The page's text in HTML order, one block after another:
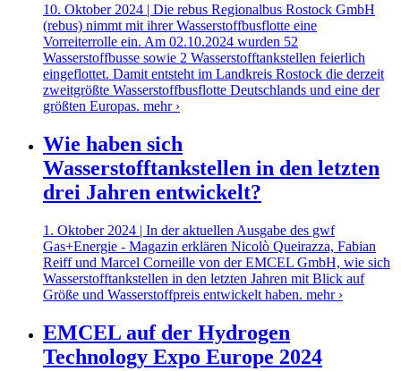
10. Oktober 2024 | Die rebus Regionalbus Rostock GmbH
(rebus) nimmt mit ihrer Wasserstoffbusflotte eine
Vorreiterrolle ein. Am 02.10.2024 wurden 52
Wasserstoffbusse sowie 2 Wasserstofftankstellen feierlich
eingeflottet. Damit entsteht im Landkreis Rostock die derzeit
zweitgrößte Wasserstoffbusflotte Deutschlands und eine der
größten Europas. mehr ›
Wie haben sich
Wasserstofftankstellen in den letzten
drei Jahren entwickelt?
1. Oktober 2024 | In der aktuellen Ausgabe des gwf
Gas+Energie - Magazin erklären Nicolò Queirazza, Fabian
Reiff und Marcel Corneille von der EMCEL GmbH, wie sich
Wasserstofftankstellen in den letzten Jahren mit Blick auf
Größe und Wasserstoffpreis entwickelt haben. mehr ›
EMCEL auf der Hydrogen
Technology Expo Europe 2024